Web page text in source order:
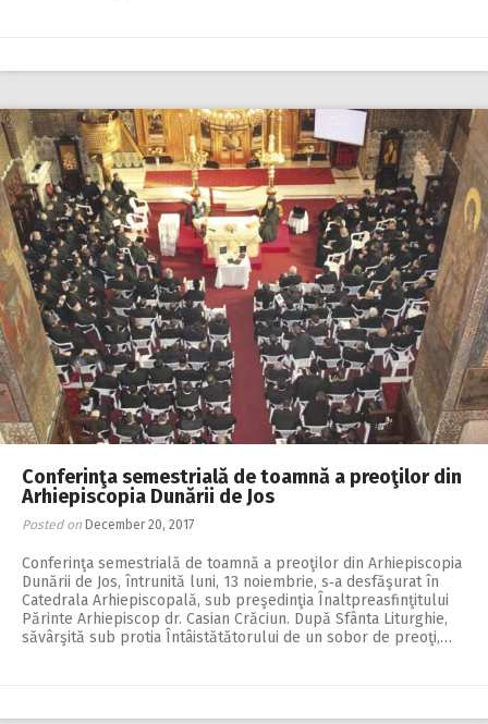
Conferinţa semestrială de toamnă a preoţilor din
Arhiepiscopia Dunării de Jos
Posted on December 20, 2017
Conferinţa semestrială de toamnă a preoţilor din Arhiepiscopia
Du­­nă­rii de Jos, întrunită luni, 13 no­iembrie, s‑a desfăşurat în
Cate­drala Arhiepiscopală, sub pre­şedinţia Înaltpreasfinţitului
Părinte Arhiepiscop dr. Casian Crăciun. După Sfânta Liturghie,
săvârşită sub protia Întâistătătorului de un sobor de preoţi,…